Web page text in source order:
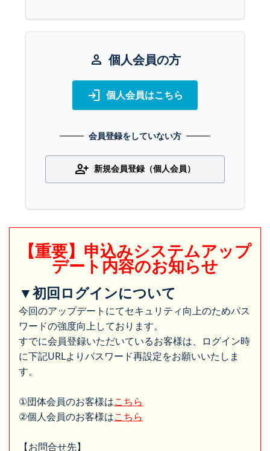
person 個人会員の方
login 個人会員はこちら
会員登録をしていない方
person_add 新規会員登録（個人会員）
【重要】申込みシステムアップ
デート内容のお知らせ
▼初回ログインについて
今回のアップデートにてセキュリティ向上のためパス
ワードの強度向上しております。
すでに会員登録いただいているお客様は、ログイン時
に下記URLよりパスワード再設定をお願いいたしま
す。
①団体会員のお客様はこちら
②個人会員のお客様はこちら
【お問合せ先】